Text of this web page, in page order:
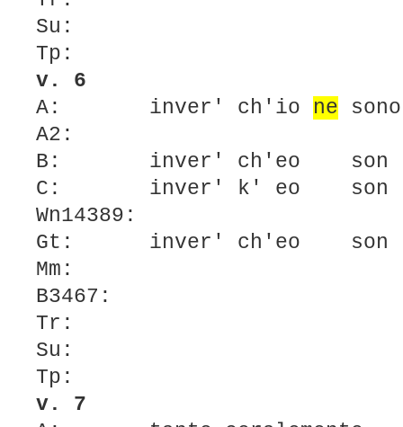
Su:
Tp:
v. 6
A: inver' ch'io ne
A2:
B: inver' ch'eo son
C: inver' k' eo son
Wn14389:
Gt: inver' ch'eo
Mm:
B3467:
Tr:
Su:
Tp:
v. 7